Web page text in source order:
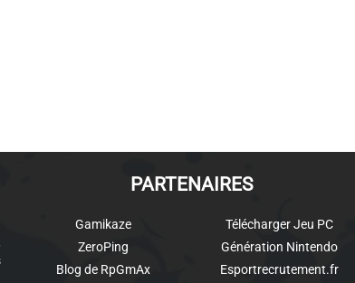
PARTENAIRES
Gamikaze
ZeroPing
Blog de RpGmAx
Télécharger Jeu PC
Génération Nintendo
Esportrecrutement.fr